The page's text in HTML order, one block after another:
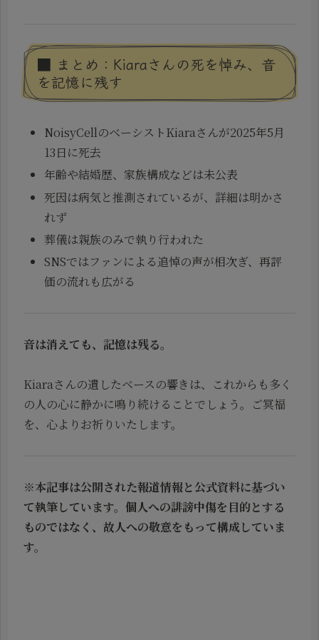
■ まとめ：Kiaraさんの死を悼み、音
を記憶に残す
NoisyCellのベーシストKiaraさんが2025年5月
13日に死去
年齢や結婚歴、家族構成などは未公表
死因は病気と推測されているが、詳細は明かさ
れず
葬儀は親族のみで執り行われた
SNSではファンによる追悼の声が相次ぎ、再評
価の流れも広がる
音は消えても、記憶は残る。
Kiaraさんの遺したベースの響きは、これからも多く
の人の心に静かに鳴り続けることでしょう。ご冥福
を、心よりお祈りいたします。
※本記事は公開された報道情報と公式資料に基づい
て執筆しています。個人への誹謗中傷を目的とする
ものではなく、故人への敬意をもって構成していま
す。